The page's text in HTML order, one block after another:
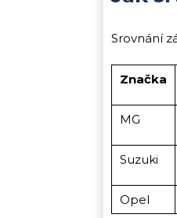
Srovnání
Značka
MG
Suzuki
Opel